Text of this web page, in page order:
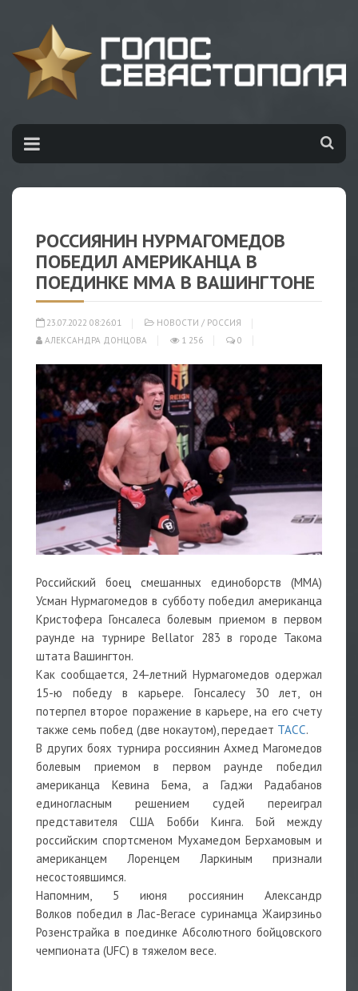
РОССИЯНИН НУРМАГОМЕДОВ
ПОБЕДИЛ АМЕРИКАНЦА В
ПОЕДИНКЕ ММА В ВАШИНГТОНЕ
23.07.2022 08:26:01 НОВОСТИ / РОССИЯ
АЛЕКСАНДРА ДОНЦОВА
1 256 0
Российский боец смешанных единоборств (ММА)
Усман Нурмагомедов в субботу победил американца
Кристофера Гонсалеса болевым приемом в первом
раунде на турнире Bellator 283 в городе Такома
штата Вашингтон.
Как сообщается, 24-летний Нурмагомедов одержал
15-ю победу в карьере. Гонсалесу 30 лет, он
потерпел второе поражение в карьере, на его счету
также семь побед (две нокаутом), передает ТАСС.
В других боях турнира россиянин Ахмед Магомедов
болевым приемом в первом раунде победил
американца Кевина Бема, а Гаджи Радабанов
единогласным решением судей переиграл
представителя США Бобби Кинга. Бой между
российским спортсменом Мухамедом Берхамовым и
американцем Лоренцем Ларкиным признали
несостоявшимся.
Напомним, 5 июня россиянин Александр
Волков победил в Лас-Вегасе суринамца Жаирзиньо
Розенстрайка в поединке Абсолютного бойцовского
чемпионата (UFC) в тяжелом весе.